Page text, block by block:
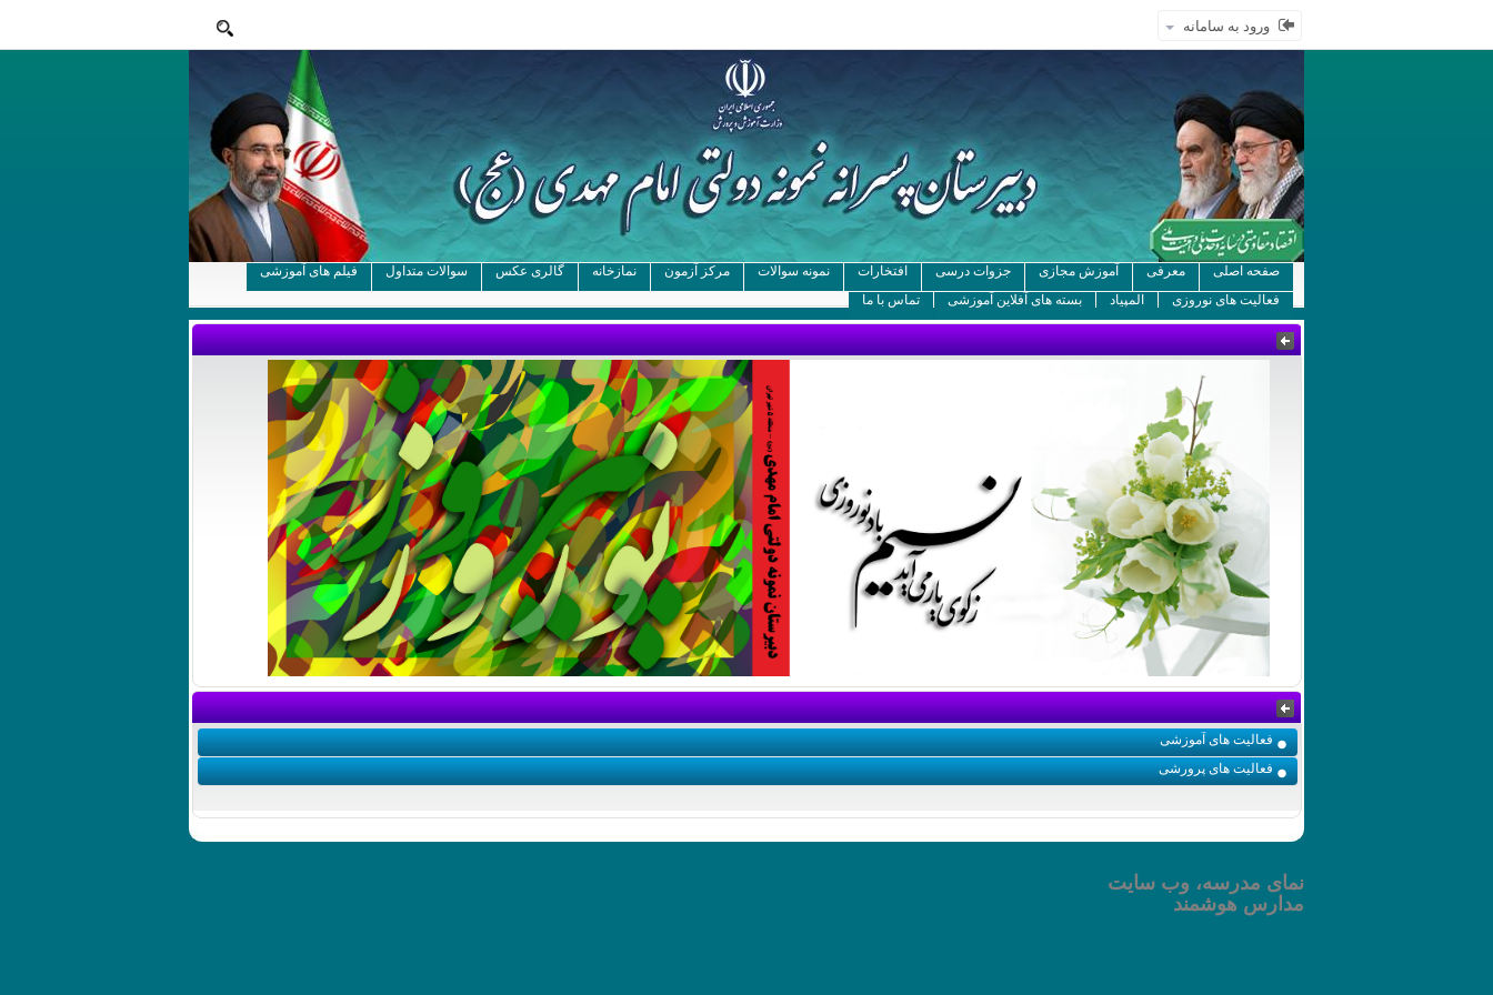
ورود به سامانه
صفحه اصلی معرفی آموزش مجازی جزوات درسی افتخارات نمونه سوالات مرکز آزمون نمازخانه گالری عکس سوالات متداول
فیلم های آموزشی
فعالیت های نوروزی
المپیاد بسته های آفلاین آموزشی تماس با ما
فعالیت های آموزشی
فعالیت های پرورشی
نمای مدرسه، وب سایت
مدارس هوشمند